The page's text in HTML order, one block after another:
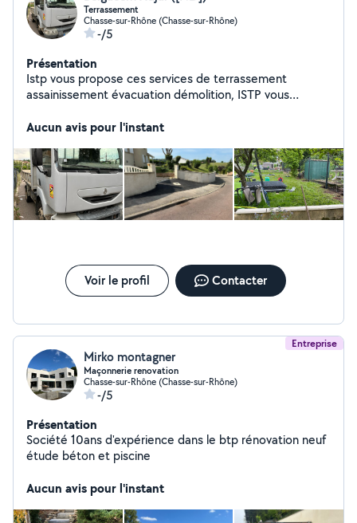
Terrassement
Chasse-sur-Rhône (Chasse-sur-Rhône)
-/5
Présentation
Istp vous propose ces services de terrassement
assainissement évacuation démolition, ISTP vous
terre végétal criblée, concassées, paveur etc) Prix de
ttc de 10 à 20km autour de Chasse-sur-Rhône. 4 tonnes
de charge maximum par livraison. Prix des matériaux :
Sable: 30 ttc/ tonne Terre végétal criblée : 30
ttc/tonne Concassées 0.31,5: 30ttc/tonne etc Pour
toutes informations complémentaires me contacter par
Aucun avis pour l'instant
Voir le profil Contacter
Entreprise
Mirko montagner
Maçonnerie renovation
Chasse-sur-Rhône (Chasse-sur-Rhône)
-/5
Présentation
Société 10ans d'expérience dans le btp rénovation neuf
étude béton et piscine
Aucun avis pour l'instant